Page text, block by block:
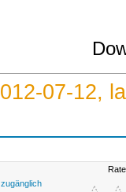
07-12,